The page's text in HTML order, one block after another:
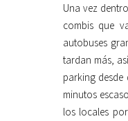
Una vez
combis que
autobuses
tardan más,
parking
minutos
los locales